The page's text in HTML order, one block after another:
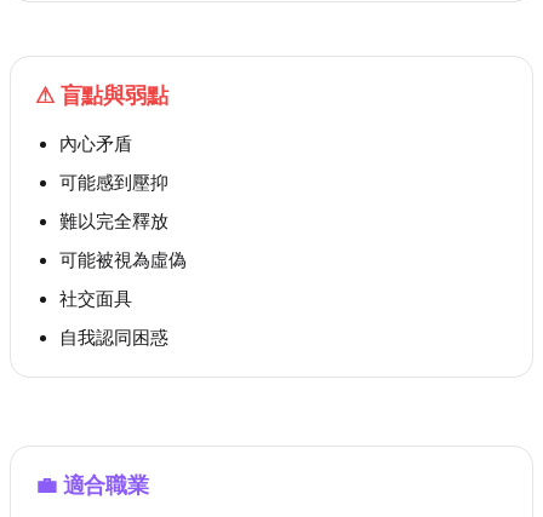
⚠ 盲點與弱點
內心矛盾
可能感到壓抑
難以完全釋放
可能被視為虛偽
社交面具
自我認同困惑
💼 適合職業